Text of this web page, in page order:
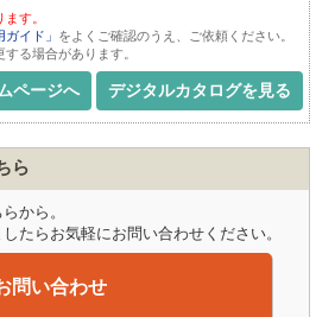
す。
ガイド」 をよくご確認のうえ、ご依頼ください。
る場合があります。
ページへ デジタルカタログを見る
ら
から。
たらお気軽にお問い合わせください。
問い合わせ